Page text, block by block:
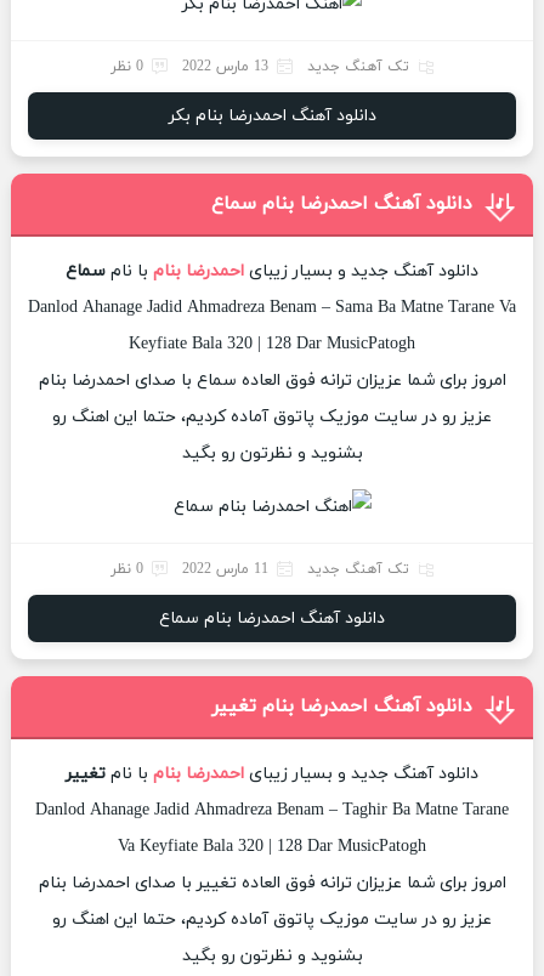
تک آهنگ جدید 13 مارس 2022 0 نظر
دانلود آهنگ احمدرضا بنام بکر
دانلود آهنگ احمدرضا بنام سماع
دانلود آهنگ جدید و بسیار زیبای احمدرضا بنام با نام سماع
Danlod Ahanage Jadid Ahmadreza Benam – Sama Ba Matne Tarane Va
Keyfiate Bala 320 | 128 Dar MusicPatogh
امروز برای شما عزیزان ترانه فوق العاده سماع با صدای احمدرضا بنام
عزیز رو در سایت موزیک پاتوق آماده کردیم، حتما این اهنگ رو
بشنوید و نظرتون رو بگید
تک آهنگ جدید 11 مارس 2022 0 نظر
دانلود آهنگ احمدرضا بنام سماع
دانلود آهنگ احمدرضا بنام تغییر
دانلود آهنگ جدید و بسیار زیبای احمدرضا بنام با نام تغییر
Danlod Ahanage Jadid Ahmadreza Benam – Taghir Ba Matne Tarane
Va Keyfiate Bala 320 | 128 Dar MusicPatogh
امروز برای شما عزیزان ترانه فوق العاده تغییر با صدای احمدرضا بنام
عزیز رو در سایت موزیک پاتوق آماده کردیم، حتما این اهنگ رو
بشنوید و نظرتون رو بگید